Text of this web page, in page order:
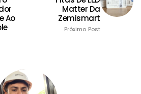
Ao
Matter Da
Zemismart
Próximo Post